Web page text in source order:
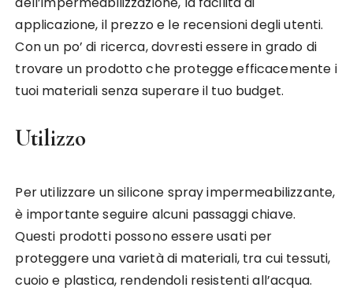
applicazione, il prezzo e le recensioni degli utenti.
Con un po’ di ricerca, dovresti essere in grado di
trovare un prodotto che protegge efficacemente i
tuoi materiali senza superare il tuo budget.
Utilizzo
Per utilizzare un silicone spray impermeabilizzante,
è importante seguire alcuni passaggi chiave.
Questi prodotti possono essere usati per
proteggere una varietà di materiali, tra cui tessuti,
cuoio e plastica, rendendoli resistenti all’acqua.